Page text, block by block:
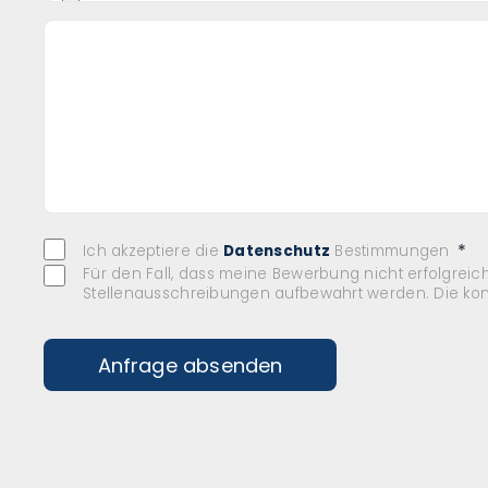
Ich akzeptiere die Datenschutz Bestimmungen
Für den Fall, dass meine Bewerbung nicht
Stellenausschreibungen aufbewahrt werden. Die
Anfrage absenden